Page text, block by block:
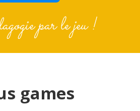
par le jeu !
games